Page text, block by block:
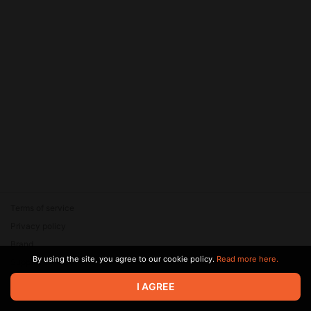
© 2026 Zaya Solutions Limited. All rights reserved. All trademarks
are the property of their respective owners.
Brand
SupportBy using the site, you agree to our cookie policy. Read more here.
I AGREE